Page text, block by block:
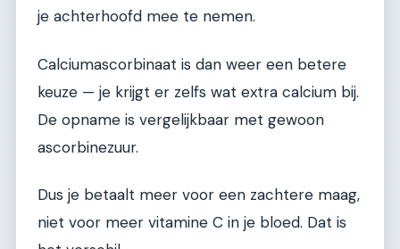
je achterhoofd mee te nemen.
Calciumascorbinaat is dan weer een betere
keuze — je krijgt er zelfs wat extra calcium bij.
De opname is vergelijkbaar met gewoon
ascorbinezuur.
Dus je betaalt meer voor een zachtere maag,
niet voor meer vitamine C in je bloed. Dat is